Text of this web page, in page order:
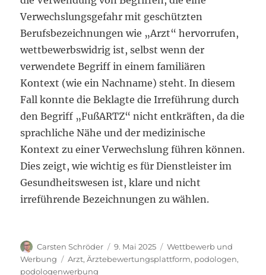
Verwechslungsgefahr mit geschützten
Berufsbezeichnungen wie „Arzt“ hervorrufen,
wettbewerbswidrig ist, selbst wenn der
verwendete Begriff in einem familiären
Kontext (wie ein Nachname) steht. In diesem
Fall konnte die Beklagte die Irreführung durch
den Begriff „FußARTZ“ nicht entkräften, da die
sprachliche Nähe und der medizinische
Kontext zu einer Verwechslung führen können.
Dies zeigt, wie wichtig es für Dienstleister im
Gesundheitswesen ist, klare und nicht
irreführende Bezeichnungen zu wählen.
Autor
Carsten Schröder
Veröffentlicht
am
9. Mai 2025 Kategorien
Wettbewerb und
Werbung
Schlagwörter
Arzt,Ärztebewertungsplattform, podologen,
podologenwerbung